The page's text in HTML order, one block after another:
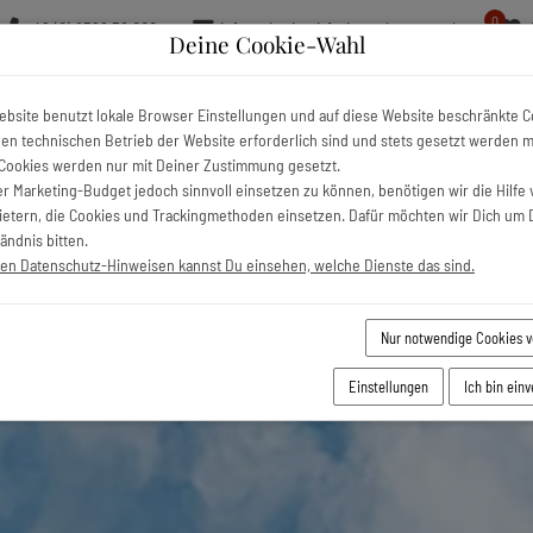
+49 (0) 8326 36 000 info@charivari-ferienwohnungen.de 0
Urlaubsorte Kostenlos Bergbahnfahren
Deine Cookie-Wahl
benutzt lokale Browser Einstellungen und auf diese Website beschränkte
technischen Betrieb der Website erforderlich sind und stets gesetzt werden
werden nur mit Deiner Zustimmung gesetzt.
Marketing-Budget jedoch sinnvoll einsetzen zu können, benötigen wir die Hilfe
die Cookies und Trackingmethoden einsetzen. Dafür möchten wir Dich um
bitten.
Datenschutz-Hinweisen kannst Du einsehen, welche Dienste das sind.
Nur notwendige Cookies
Einstellungen Ich bin